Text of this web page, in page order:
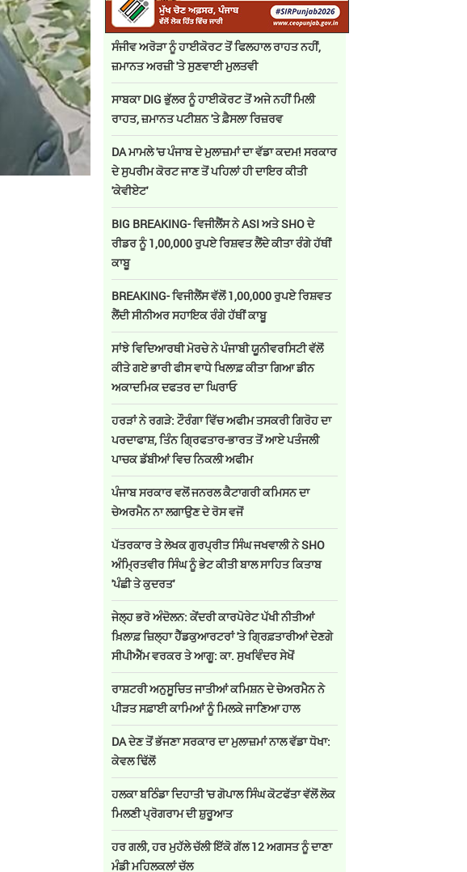
ਸੰਜੀਵ ਅਰੋੜਾ ਨੂੰ ਹਾਈਕੋਰਟ ਤੋਂ ਫਿਲਹਾਲ ਰਾਹਤ ਨਹੀਂ,
ਜ਼ਮਾਨਤ ਅਰਜ਼ੀ 'ਤੇ ਸੁਣਵਾਈ ਮੁਲਤਵੀ
ਸਾਬਕਾ DIG ਭੁੱਲਰ ਨੂੰ ਹਾਈਕੋਰਟ ਤੋਂ ਅਜੇ ਨਹੀਂ ਮਿਲੀ
ਰਾਹਤ, ਜ਼ਮਾਨਤ ਪਟੀਸ਼ਨ 'ਤੇ ਫ਼ੈਸਲਾ ਰਿਜ਼ਰਵ
DA ਮਾਮਲੇ 'ਚ ਪੰਜਾਬ ਦੇ ਮੁਲਾਜ਼ਮਾਂ ਦਾ ਵੱਡਾ ਕਦਮ! ਸਰਕਾਰ
ਦੇ ਸੁਪਰੀਮ ਕੋਰਟ ਜਾਣ ਤੋਂ ਪਹਿਲਾਂ ਹੀ ਦਾਇਰ ਕੀਤੀ
'ਕੇਵੀਏਟ'
BIG BREAKING- ਵਿਜੀਲੈਂਸ ਨੇ ASI ਅਤੇ SHO ਦੇ
ਰੀਡਰ ਨੂੰ 1,00,000 ਰੁਪਏ ਰਿਸ਼ਵਤ ਲੈਂਦੇ ਕੀਤਾ ਰੰਗੇ ਹੱਥੀਂ
ਕਾਬੂ
BREAKING- ਵਿਜੀਲੈਂਸ ਵੱਲੋਂ 1,00,000 ਰੁਪਏ ਰਿਸ਼ਵਤ
ਲੈਂਦੀ ਸੀਨੀਅਰ ਸਹਾਇਕ ਰੰਗੇ ਹੱਥੀਂ ਕਾਬੂ
ਸਾਂਝੇ ਵਿਦਿਆਰਥੀ ਮੋਰਚੇ ਨੇ ਪੰਜਾਬੀ ਯੂਨੀਵਰਸਿਟੀ ਵੱਲੋਂ
ਕੀਤੇ ਗਏ ਭਾਰੀ ਫੀਸ ਵਾਧੇ ਖਿਲਾਫ਼ ਕੀਤਾ ਗਿਆ ਡੀਨ
ਅਕਾਦਮਿਕ ਦਫਤਰ ਦਾ ਘਿਰਾਓ
ਹਰੜਾਂ ਨੇ ਰਗੜੇ: ਟੌਰੰਗਾ ਵਿੱਚ ਅਫੀਮ ਤਸਕਰੀ ਗਿਰੋਹ ਦਾ
ਪਰਦਾਫਾਸ਼, ਤਿੰਨ ਗ੍ਰਿਫਤਾਰ-ਭਾਰਤ ਤੋਂ ਆਏ ਪਤੰਜਲੀ
ਪਾਚਕ ਡੱਬੀਆਂ ਵਿਚ ਨਿਕਲੀ ਅਫੀਮ
ਪੰਜਾਬ ਸਰਕਾਰ ਵਲੋਂ ਜਨਰਲ ਕੈਟਾਗਰੀ ਕਮਿਸਨ ਦਾ
ਚੇਅਰਮੈਨ ਨਾ ਲਗਾਉਣ ਦੇ ਰੋਸ ਵਜੋਂ
ਪੱਤਰਕਾਰ ਤੇ ਲੇਖਕ ਗੁਰਪ੍ਰੀਤ ਸਿੰਘ ਜਖਵਾਲੀ ਨੇ SHO
ਅੰਮ੍ਰਿਤਵੀਰ ਸਿੰਘ ਨੂੰ ਭੇਟ ਕੀਤੀ ਬਾਲ ਸਾਹਿਤ ਕਿਤਾਬ
'ਪੰਛੀ ਤੇ ਕੁਦਰਤ'
ਜੇਲ੍ਹ ਭਰੋ ਅੰਦੋਲਨ: ਕੇਂਦਰੀ ਕਾਰਪੋਰੇਟ ਪੱਖੀ ਨੀਤੀਆਂ
ਖ਼ਿਲਾਫ਼ ਜ਼ਿਲ੍ਹਾ ਹੈੱਡਕੁਆਰਟਰਾਂ 'ਤੇ ਗ੍ਰਿਫ਼ਤਾਰੀਆਂ ਦੇਣਗੇ
ਸੀਪੀਐੱਮ ਵਰਕਰ ਤੇ ਆਗੂ: ਕਾ. ਸੁਖਵਿੰਦਰ ਸੇਖੋਂ
ਰਾਸ਼ਟਰੀ ਅਨੁਸੂਚਿਤ ਜਾਤੀਆਂ ਕਮਿਸ਼ਨ ਦੇ ਚੇਅਰਮੈਨ ਨੇ
ਪੀੜਤ ਸਫ਼ਾਈ ਕਾਮਿਆਂ ਨੂੰ ਮਿਲਕੇ ਜਾਣਿਆ ਹਾਲ
DA ਦੇਣ‌ ਤੋਂ ਭੱਜਣਾ ਸਰਕਾਰ ਦਾ ਮੁਲਾਜ਼ਮਾਂ ਨਾਲ ਵੱਡਾ ਧੋਖਾ:
ਕੇਵਲ ਢਿੱਲੋਂ
ਹਲਕਾ ਬਠਿੰਡਾ ਦਿਹਾਤੀ 'ਚ ਗੋਪਾਲ ਸਿੰਘ ਕੋਟਫੱਤਾ ਵੱਲੋਂ ਲੋਕ
ਮਿਲਣੀ ਪ੍ਰੋਗਰਾਮ ਦੀ ਸ਼ੁਰੂਆਤ
ਹਰ ਗਲੀ, ਹਰ ਮੁਹੱਲੇ ਚੱਲੀ ਇੱਕੋ ਗੱਲ 12 ਅਗਸਤ ਨੂੰ ਦਾਣਾ
ਮੰਡੀ ਮਹਿਲਕਲਾਂ ਚੱਲ